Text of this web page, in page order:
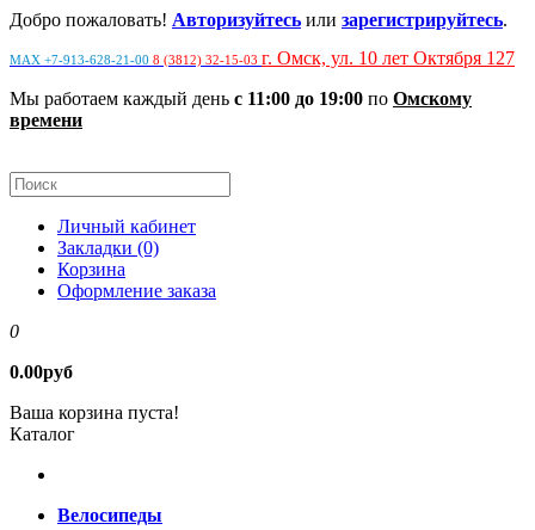
Добро пожаловать! Авторизуйтесь или зарегистрируйтесь.
MAX +7-913-628-21-00 8 (3812) 32-15-03 г. Омск, ул. 10 лет Октября 127
Мы работаем каждый день с 11:00 до 19:00 по Омскому
времени
Личный кабинет
Закладки (0)
Корзина
Оформление заказа
0
0.00руб
Ваша корзина пуста!
Каталог
Велосипеды